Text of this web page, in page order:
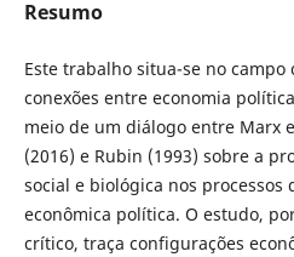
Resumo
Este trabalho situa-se no
conexões entre economia
meio de um diálogo entre Marx
(2016) e Rubin (1993) sobre a
social e biológica nos processos
econômica política. O estudo,
crítico, traça configurações